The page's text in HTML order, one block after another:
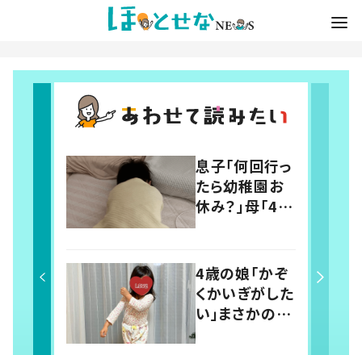
息子「何回行っ
たら幼稚園お
休み？」母「4回
だよ」と伝える
の息子の行動
に「わかるよそ
の気持ち」「う
ちの子も！」の
声
4歳の娘「かぞ
くかいぎがした
い」まさかの議
題に父親「最検